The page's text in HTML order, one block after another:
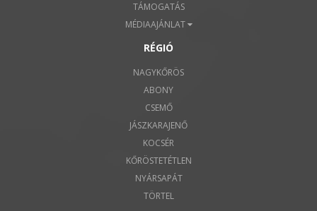
TÁMOGATÁS
MÉDIAAJÁNLAT
RÉGIÓ
NAGYKŐRÖS
ABONY
CSEMŐ
JÁSZKARAJENŐ
KOCSÉR
KŐRÖSTETÉTLEN
NYÁRSAPÁT
TÖRTEL